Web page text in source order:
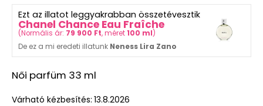
ből
5,0
csillag.
Ezt az illatot leggyakrabban összetévesztik
Chanel Chance Eau Fraîche
(Normális ár: 79 900 Ft, méret100 ml)
De ez a mi eredeti illatunk Neness Lira Zano
Női parfüm 33 ml
Várható kézbesítés: 13.8.2026